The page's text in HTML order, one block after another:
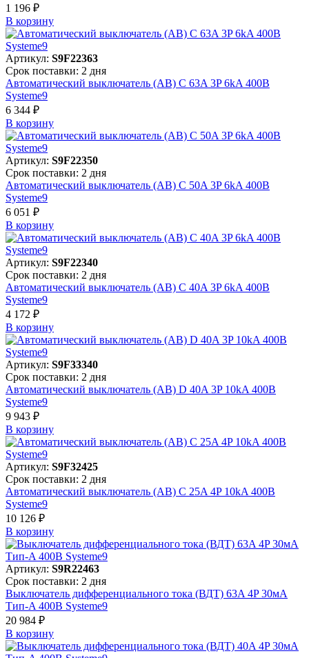
1 196 ₽
В корзинy
Артикул: S9F22363
Срок поставки: 2 дня
Автоматический выключатель (АВ) C 63A 3P 6kA 400В
Systeme9
6 344 ₽
В корзинy
Артикул: S9F22350
Срок поставки: 2 дня
Автоматический выключатель (АВ) C 50A 3P 6kA 400В
Systeme9
6 051 ₽
В корзинy
Артикул: S9F22340
Срок поставки: 2 дня
Автоматический выключатель (АВ) C 40A 3P 6kA 400В
Systeme9
4 172 ₽
В корзинy
Артикул: S9F33340
Срок поставки: 2 дня
Автоматический выключатель (АВ) D 40A 3P 10kA 400В
Systeme9
9 943 ₽
В корзинy
Артикул: S9F32425
Срок поставки: 2 дня
Автоматический выключатель (АВ) C 25A 4P 10kA 400В
Systeme9
10 126 ₽
В корзинy
Артикул: S9R22463
Срок поставки: 2 дня
Выключатель дифференциального тока (ВДТ) 63A 4P 30мА
Тип-A 400В Systeme9
20 984 ₽
В корзинy